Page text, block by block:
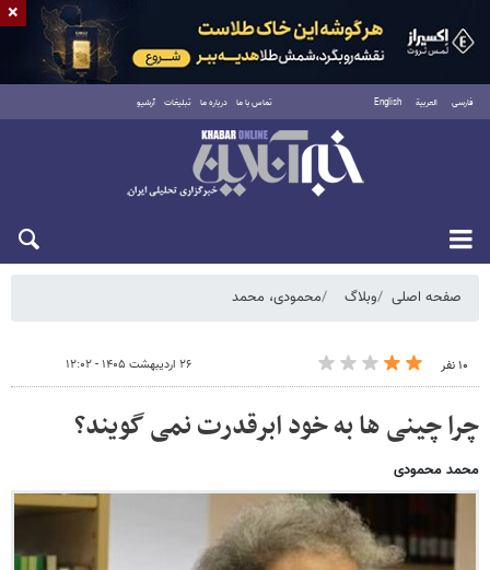
فارسی العربية English تماس با ما درباره ما تبلیغات آرشیو
شنبه ۱۷ مرداد ۱۴۰۵
صفحه اصلی وبلاگ محمودی، محمد
۱۰ نفر ۲۶ اردیبهشت ۱۴۰۵ - ۱۲:۰۲
چرا چینی ها به خود ابرقدرت نمی گویند؟
محمد محمودی
×